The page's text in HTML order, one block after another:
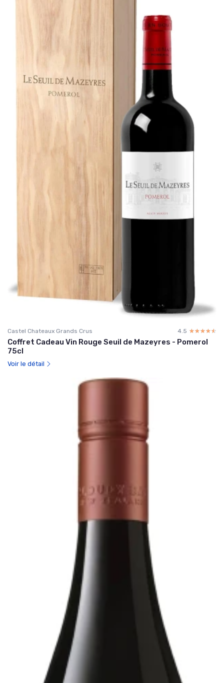
Castel Chateaux Grands Crus 4.5 ☆☆☆☆☆
★★★★★
Coffret Cadeau Vin Rouge Seuil de Mazeyres - Pomerol
75cl
Voir le détail